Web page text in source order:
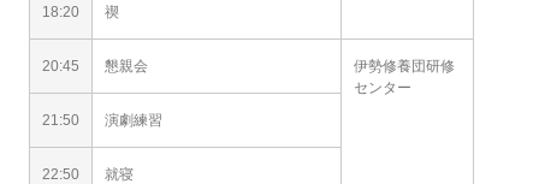
18:20 禊
20:45 懇親会
伊勢修養団研修
センター
21:50
演劇練習
22:50 就寝